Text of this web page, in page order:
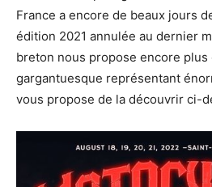
France a encore de beaux jours
édition 2021 annulée au dernier
breton nous propose encore plus
gargantuesque représentant
vous propose de la découvrir ci-